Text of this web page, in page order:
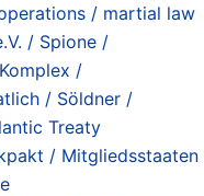
/ martial law
/ Spione /
/
/ Söldner /
Treaty
/ Mitgliedsstaaten